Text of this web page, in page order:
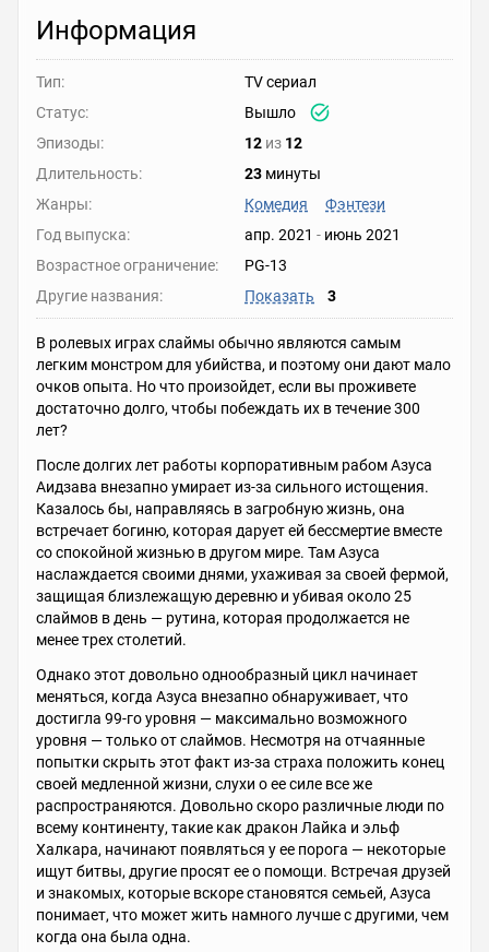
Информация
Тип:
TV сериал
Статус:
Вышло
Эпизоды:
12 из 12
Длительность:
23 минуты
Жанры:
Комедия
Фэнтези
Год выпуска:
апр. 2021 - июнь 2021
Возрастное ограничение:
PG-13
Другие названия:
Показать 3
В ролевых играх слаймы обычно являются самым
легким монстром для убийства, и поэтому они дают мало
очков опыта. Но что произойдет, если вы проживете
достаточно долго, чтобы побеждать их в течение 300
лет?
После долгих лет работы корпоративным рабом Азуса
Аидзава внезапно умирает из-за сильного истощения.
Казалось бы, направляясь в загробную жизнь, она
встречает богиню, которая дарует ей бессмертие вместе
со спокойной жизнью в другом мире. Там Азуса
наслаждается своими днями, ухаживая за своей фермой,
защищая близлежащую деревню и убивая около 25
слаймов в день — рутина, которая продолжается не
менее трех столетий.
Однако этот довольно однообразный цикл начинает
меняться, когда Азуса внезапно обнаруживает, что
достигла 99-го уровня — максимально возможного
уровня — только от слаймов. Несмотря на отчаянные
попытки скрыть этот факт из-за страха положить конец
своей медленной жизни, слухи о ее силе все же
распространяются. Довольно скоро различные люди по
всему континенту, такие как дракон Лайка и эльф
Халкара, начинают появляться у ее порога — некоторые
ищут битвы, другие просят ее о помощи. Встречая друзей
и знакомых, которые вскоре становятся семьей, Азуса
понимает, что может жить намного лучше с другими, чем
когда она была одна.